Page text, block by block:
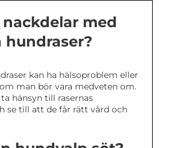
med
hundraser?
kan ha hälsoproblem eller
man bör vara medveten om.
hänsyn till rasernas
se till att de får rätt vård och